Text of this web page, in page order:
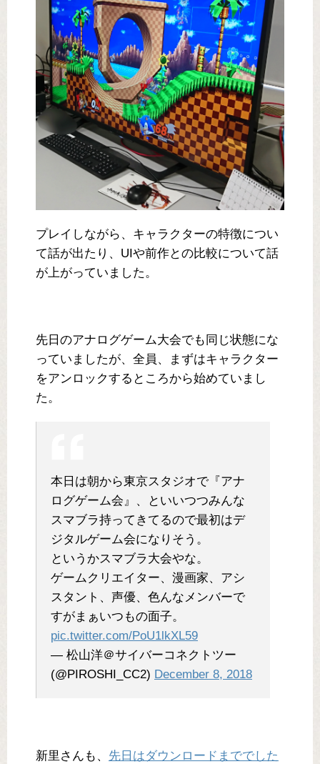
プレイしながら、キャラクターの特徴につい
て話が出たり、UIや前作との比較について話
が上がっていました。
先日のアナログゲーム大会でも同じ状態にな
っていましたが、全員、まずはキャラクター
をアンロックするところから始めていまし
た。
本日は朝から東京スタジオで『アナ
ログゲーム会』、といいつつみんな
スマブラ持ってきてるので最初はデ
ジタルゲーム会になりそう。
というかスマブラ大会やな。
ゲームクリエイター、漫画家、アシ
スタント、声優、色んなメンバーで
すがまぁいつもの面子。
pic.twitter.com/PoU1lkXL59
— 松山洋＠サイバーコネクトツー
(@PIROSHI_CC2) December 8, 2018
新里さんも、 先日はダウンロードまででした